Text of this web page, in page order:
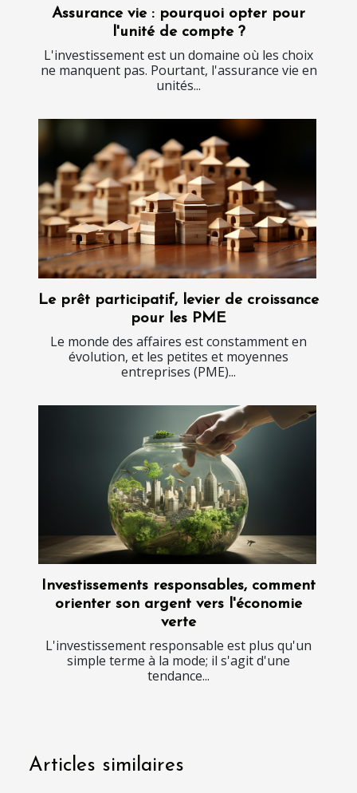
Assurance vie : pourquoi opter pour
l'unité de compte ?
L'investissement est un domaine où les choix
ne manquent pas. Pourtant, l'assurance vie en
unités...
Le prêt participatif, levier de croissance
pour les PME
Le monde des affaires est constamment en
évolution, et les petites et moyennes
entreprises (PME)...
Investissements responsables, comment
orienter son argent vers l'économie
verte
L'investissement responsable est plus qu'un
simple terme à la mode; il s'agit d'une
tendance...
Articles similaires